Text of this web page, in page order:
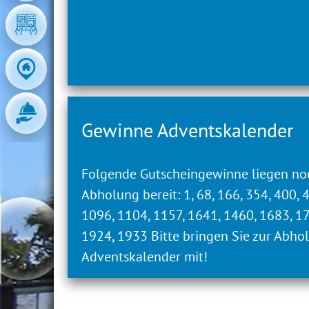
Gewinne Adventskalender
Folgende Gutscheingewinne liegen
Abholung bereit: 1, 68, 166, 354, 400,
1096, 1104, 1157, 1641, 1460, 1683,
1924, 1933 Bitte bringen Sie zur
Adventskalender mit!
Gewinne Adventskalender
Folgende Gutscheingewinne liegen
bereit: 1, 68, 166, 354, 400, 441, 445,
1641, 1460, 1683, 1731, 1853, 1924,